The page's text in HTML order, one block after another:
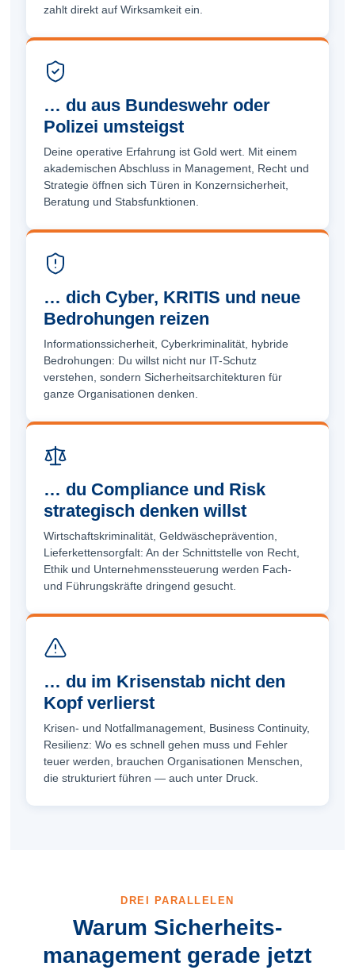
zahlt direkt auf Wirksamkeit ein.
… du aus Bundeswehr oder
Polizei umsteigst
Deine operative Erfahrung ist Gold wert. Mit einem
akademischen Abschluss in Management, Recht und
Strategie öffnen sich Türen in Konzern­sicherheit,
Beratung und Stabs­funktionen.
… dich Cyber, KRITIS und neue
Bedrohungen reizen
Informations­sicherheit, Cyber­kriminalität, hybride
Bedrohungen: Du willst nicht nur IT-Schutz
verstehen, sondern Sicherheits­architekturen für
ganze Organisationen denken.
… du Compliance und Risk
strategisch denken willst
Wirtschafts­kriminalität, Geld­wäsche­prävention,
Lieferketten­sorgfalt: An der Schnittstelle von Recht,
Ethik und Unternehmens­steuerung werden Fach-
und Führungs­kräfte dringend gesucht.
… du im Krisenstab nicht den
Kopf verlierst
Krisen- und Notfall­management, Business Continuity,
Resilienz: Wo es schnell gehen muss und Fehler
teuer werden, brauchen Organisationen Menschen,
die strukturiert führen — auch unter Druck.
DREI PARALLELEN
Warum Sicherheits­
management gerade jetzt